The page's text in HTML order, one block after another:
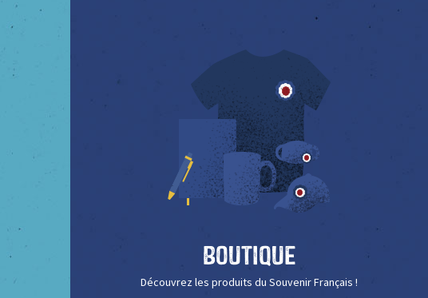
Boutique
Découvrez les produits du Souvenir Français !